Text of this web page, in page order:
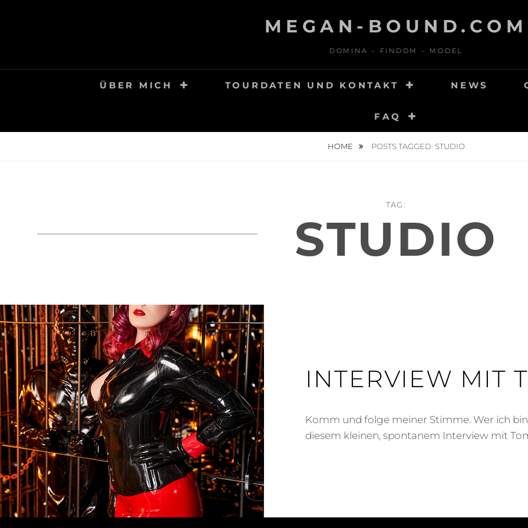
MEGAN-BOUND.COM
DOMINA – FINDOM – MODEL
ÜBER MICH TOURDATEN UND KONTAKT NEWS
FAQ
HOME POSTS TAGGED STUDIO
TAG:
STUDIO
INTERVIEW MIT
Komm und folge meiner Stimme. Wer ich
diesem kleinen, spontanem Interview mit